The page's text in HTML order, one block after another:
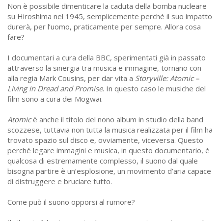
Non è possibile dimenticare la caduta della bomba nucleare
su Hiroshima nel 1945, semplicemente perché il suo impatto
durerà, per l’uomo, praticamente per sempre. Allora cosa
fare?
I documentari a cura della BBC, sperimentati già in passato
attraverso la sinergia tra musica e immagine, tornano con
alla regia Mark Cousins, per dar vita a Storyville: Atomic –
Living in Dread and Promise. In questo caso le musiche del
film sono a cura dei Mogwai.
Atomicè anche il titolo del nono album in studio della band
scozzese, tuttavia non tutta la musica realizzata per il film ha
trovato spazio sul disco e, ovviamente, viceversa. Questo
perché legare immagini e musica, in questo documentario, è
qualcosa di estremamente complesso, il suono dal quale
bisogna partire è un’esplosione, un movimento d’aria capace
di distruggere e bruciare tutto.
Come può il suono opporsi al rumore?